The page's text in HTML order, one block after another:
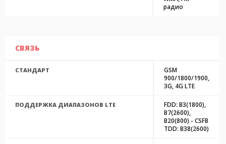
радио
СВЯЗЬ
СТАНДАРТ
GSM
900/1800/1900,
3G, 4G LTE
ПОДДЕРЖКА ДИАПАЗОНОВ LTE
FDD: B3(1800),
B7(2600),
B20(800) - CSFB
TDD: B38(2600)